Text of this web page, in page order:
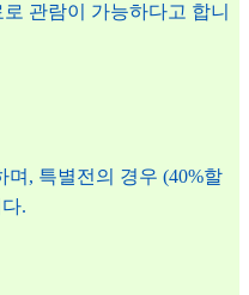
관람이 가능하다고 합니
, 특별전의 경우 (40%할
.